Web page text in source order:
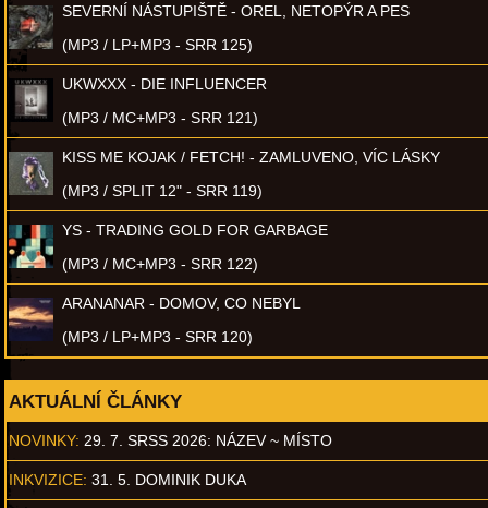
SEVERNÍ NÁSTUPIŠTĚ - OREL, NETOPÝR A PES
(MP3 / LP+MP3 - SRR 125)
UKWXXX - DIE INFLUENCER
(MP3 / MC+MP3 - SRR 121)
KISS ME KOJAK / FETCH! - ZAMLUVENO, VÍC LÁSKY
(MP3 / SPLIT 12" - SRR 119)
YS - TRADING GOLD FOR GARBAGE
(MP3 / MC+MP3 - SRR 122)
ARANANAR - DOMOV, CO NEBYL
(MP3 / LP+MP3 - SRR 120)
AKTUÁLNÍ ČLÁNKY
NOVINKY: 29. 7. SRSS 2026: NÁZEV ~ MÍSTO
INKVIZICE: 31. 5. DOMINIK DUKA